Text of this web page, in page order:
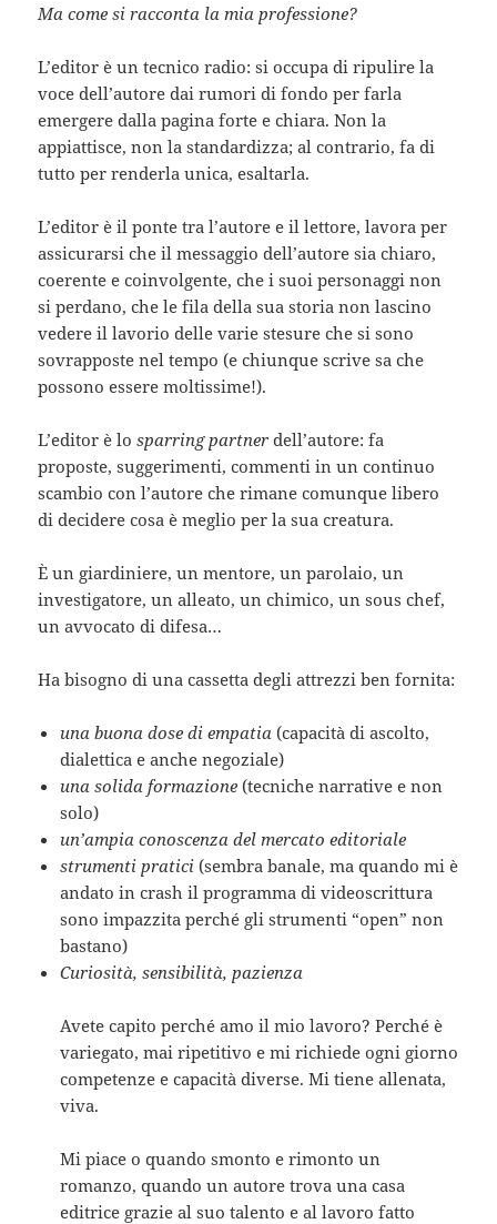
Ma come si racconta la mia professione?
L’editor è un tecnico radio: si occupa di ripulire la
voce dell’autore dai rumori di fondo per farla
emergere dalla pagina forte e chiara. Non la
appiattisce, non la standardizza; al contrario, fa di
tutto per renderla unica, esaltarla.
L’editor è il ponte tra l’autore e il lettore, lavora per
assicurarsi che il messaggio dell’autore sia chiaro,
coerente e coinvolgente, che i suoi personaggi non
si perdano, che le fila della sua storia non lascino
vedere il lavorio delle varie stesure che si sono
sovrapposte nel tempo (e chiunque scrive sa che
possono essere moltissime!).
L’editor è losparring partner dell’autore: fa
proposte, suggerimenti, commenti in un continuo
scambio con l’autore che rimane comunque libero
di decidere cosa è meglio per la sua creatura.
È un giardiniere, un mentore, un parolaio, un
investigatore, un alleato, un chimico, un sous chef,
un avvocato di difesa…
Ha bisogno di una cassetta degli attrezzi ben fornita:
una buona dose di empatia (capacità di ascolto,
dialettica e anche negoziale)
una solida formazione (tecniche narrative e non
solo)
un’ampia conoscenza del mercato editoriale
strumenti pratici (sembra banale, ma quando mi è
andato in crash il programma di videoscrittura
sono impazzita perché gli strumenti “open” non
bastano)
Curiosità, sensibilità, pazienza
Avete capito perché amo il mio lavoro? Perché è
variegato, mai ripetitivo e mi richiede ogni giorno
competenze e capacità diverse. Mi tiene allenata,
viva.
Mi piace o quando smonto e rimonto un
romanzo, quando un autore trova una casa
editrice grazie al suo talento e al lavoro fatto